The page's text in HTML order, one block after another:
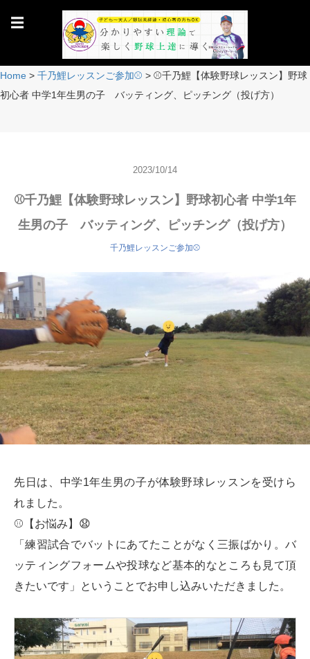
☰
Home > 千乃鯉レッスンご参加⚾️ > ⚾️千乃鯉【体験野球レッスン】野球
初心者 中学1年生男の子 バッティング、ピッチング（投げ方）
2023/10/14
⚾️千乃鯉【体験野球レッスン】野球初心者 中学1年
生男の子 バッティング、ピッチング（投げ方）
千乃鯉レッスンご参加⚾️
先日は、中学1年生男の子が体験野球レッスンを受けら
れました。
⚾【お悩み】😧
「練習試合でバットにあてたことがなく三振ばかり。バ
ッティングフォームや投球など基本的なところも見て頂
きたいです」ということでお申し込みいただきました。